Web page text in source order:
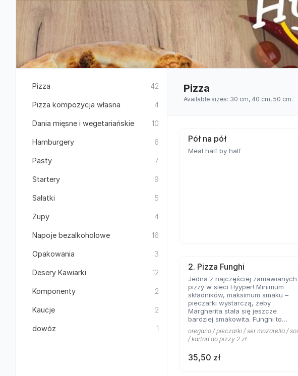
Pizza 42
Pizza kompozycja własna 4
Dania mięsne i wegetariańskie 10
Hamburgery 6
Pasty 7
Startery 9
Sałatki 5
Zupy 4
Napoje bezalkoholowe 16
Opakowania 3
Desery Kawiarki 12
Komponenty 2
Kaucje 2
dowóz 1
Pizza
Available sizes: 30 cm, 40 cm, 50 cm.
Pół na pół
Meal half by half
2. Pizza Funghi
Jedna z najczęściej zamawianych
pizzy w sieci Hyyper! Minimum
składników, maksimum smaku –
pieczarki wystarczą, żeby
Margherita stała się jeszcze
bardziej smakowita. Funghi to
kolejny klasyk, którego nie można
pominąć w menu prawdziwej
włoskiej pizzerii.
oregano / pieczarki / ser mozarella /
/ karton do pizzy 2 zł
35,50 zł